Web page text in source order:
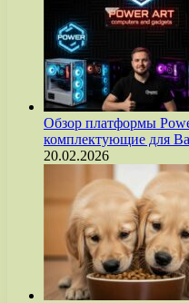
Обзор платформы
комплектующие для
20.02.2026